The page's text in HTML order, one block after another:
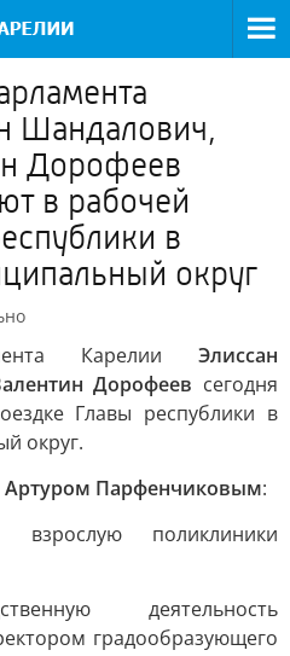
Шандалович,
Дорофеев
в рабочей
в
округ
Карелии Элиссан
Дорофеев сегодня
Главы республики в
округ.
Артуром Парфенчиковым:
поликлиники
деятельность
градообразующего